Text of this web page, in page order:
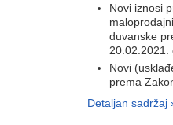
Novi iznosi
duvanske
20.02.2021.
Novi
prema
Detaljan sadržaj ›